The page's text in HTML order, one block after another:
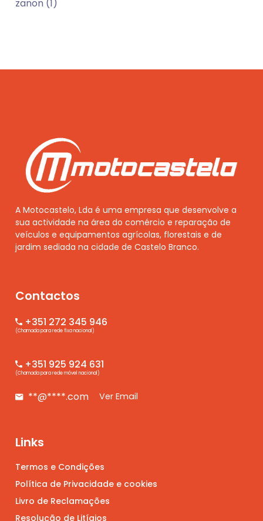
zanon (1)
A Motocastelo, Lda é uma empresa que desenvolve a
sua actividade na área do comércio e reparação de
veículos e equipamentos agrícolas, florestais e de
jardim sediada na cidade de Castelo Branco.
Contactos
+351 272 345 946
(Chamada para rede fixa nacional)
+351 925 924 631
(Chamada para rede móvel nacional)
**@****.com Ver Email
Links
Termos e Condições
Política de Privacidade e cookies
Livro de Reclamações
Resolução de Litígios